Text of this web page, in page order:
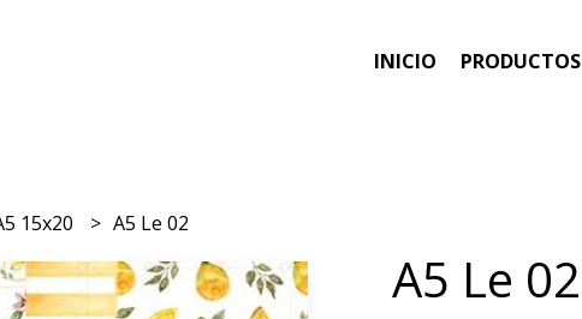
INICIO PRODUCTOS
15x20 A5 Le 02
A5 Le 02